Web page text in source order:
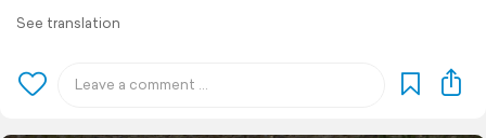
See translation